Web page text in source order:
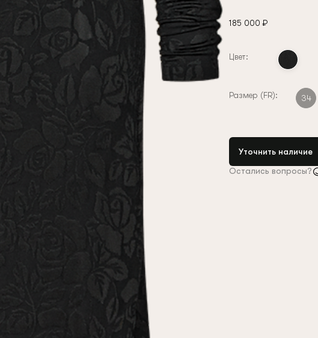
185 000 ₽
Цвет:
Размер (FR): 34
Уточнить наличие
Остались вопросы?